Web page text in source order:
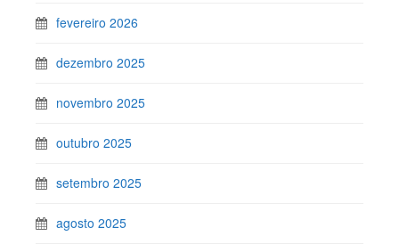
fevereiro 2026
dezembro 2025
novembro 2025
outubro 2025
setembro 2025
agosto 2025